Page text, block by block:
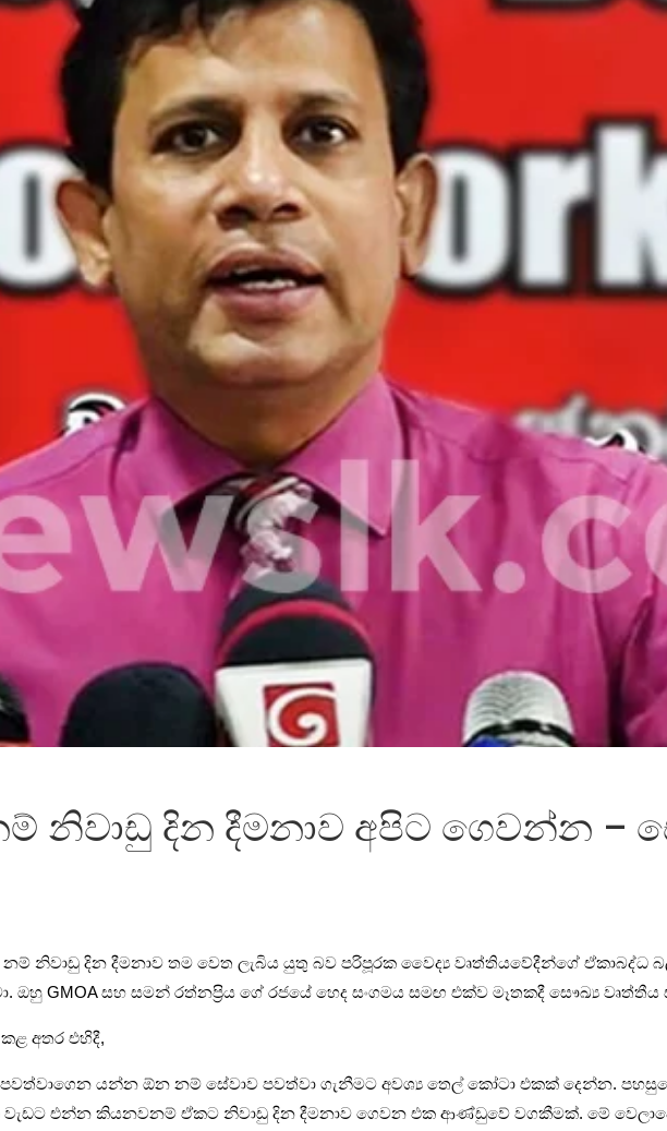
නිවාඩු දින දීමනාව අපිට ගෙවන්න –
නිවාඩු දින දීමනාව තම වෙත ලැබිය යුතු බව පරිපූරක වෛද්‍ය වෘත්තියවේදීන්ගේ
ඔහු GMOA සහ සමන් රත්නප්‍රිය ගේ රජයේ හෙද සංගමය සමඟ එක්ව මෑතකදී සෞඛ්‍ය වෘත්තීය
අතර එහිදී,
යන්න ඕන නම් සේවාව පවත්වා ගැනීමට අවශ්‍ය තෙල් කෝටා එකක් දෙන්න.
එන්න කියනවනම් ඒකට නිවාඩු දින දීමනාව ගෙවන එක ආණ්ඩුවේ වගකීමක්. මේ